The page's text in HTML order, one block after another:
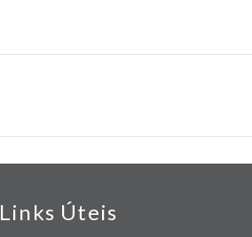
Links Úteis